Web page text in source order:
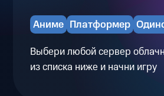
Аниме Платформер
Выбери любой сервер
из списка ниже и начни игру